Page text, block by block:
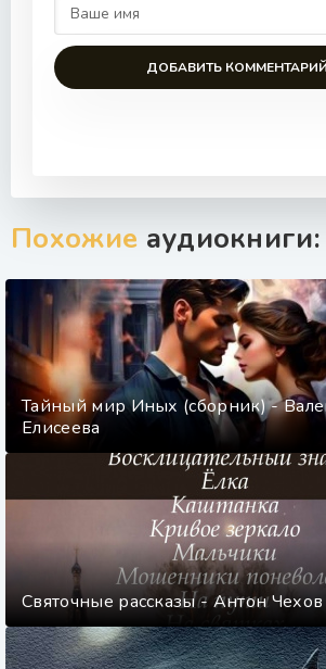
ДОБАВИТЬ КОММЕНТАРИЙ
Похожие аудиокниги:
Тайный мир Иных (сборник) -
Елисеева
Святочные рассказы - Антон Чехов